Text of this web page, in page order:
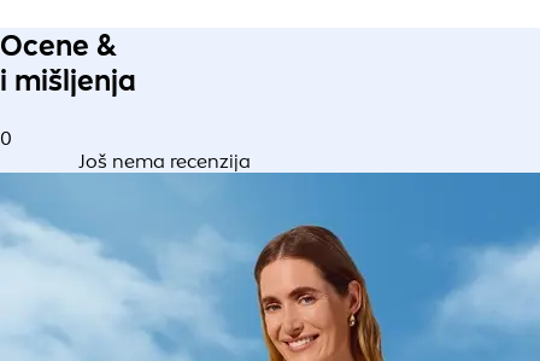
Ocene &
i mišljenja
0
Još nema recenzija